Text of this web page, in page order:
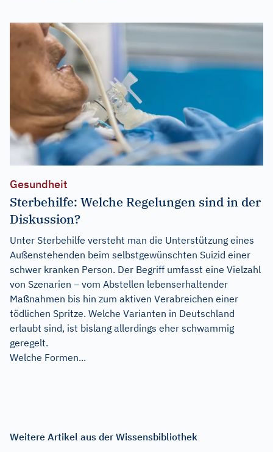
Gesundheit
Sterbehilfe: Welche Regelungen sind in der
Diskussion?
Unter Sterbehilfe versteht man die Unterstützung eines
Außenstehenden beim selbstgewünschten Suizid einer
schwer kranken Person. Der Begriff umfasst eine Vielzahl
von Szenarien – vom Abstellen lebenserhaltender
Maßnahmen bis hin zum aktiven Verabreichen einer
tödlichen Spritze. Welche Varianten in Deutschland
erlaubt sind, ist bislang allerdings eher schwammig
geregelt.
Welche Formen...
Weitere Artikel aus der Wissensbibliothek